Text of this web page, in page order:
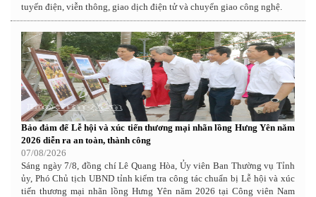
tuyến điện, viễn thông, giao dịch điện tử và chuyển giao công nghệ.
Bảo đảm để Lễ hội và xúc tiến thương mại nhãn lồng Hưng Yên năm
2026 diễn ra an toàn, thành công
07/08/2026
Sáng ngày 7/8, đồng chí Lê Quang Hòa, Ủy viên Ban Thường vụ Tỉnh
ủy, Phó Chủ tịch UBND tỉnh kiểm tra công tác chuẩn bị Lễ hội và xúc
tiến thương mại nhãn lồng Hưng Yên năm 2026 tại Công viên Nam